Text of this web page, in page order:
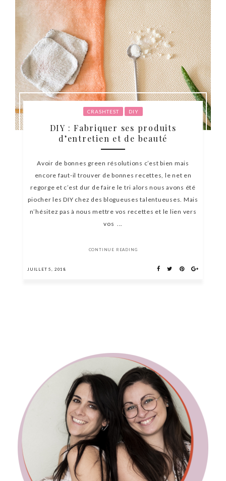
CRASHTEST DIY
DIY : Fabriquer ses produits
d’entretien et de beauté
Avoir de bonnes green résolutions c’est bien mais
encore faut-il trouver de bonnes recettes, le net en
regorge et c’est dur de faire le tri alors nous avons été
piocher les DIY chez des blogueuses talentueuses. Mais
n’hésitez pas à nous mettre vos recettes et le lien vers
vos ...
CONTINUE READING
JUILLET 5, 2018